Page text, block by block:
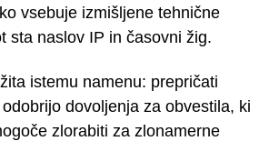
vsebuje izmišljene tehnične
sta naslov IP in časovni žig.
istemu namenu: prepričati
dovoljenja za obvestila, ki
zlorabiti za zlonamerne